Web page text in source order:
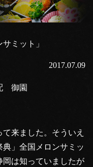
サミット」
2017.07.09
御園
来ました。そういえ
」全国メロンサミッ
岡は知っていましたが